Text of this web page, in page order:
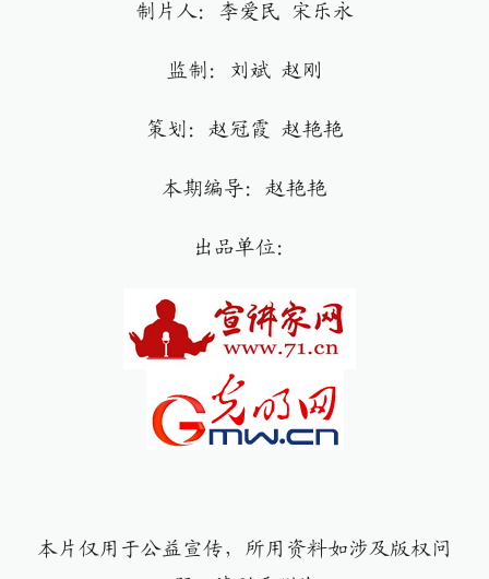
制片人：李爱民 宋乐永
监制：刘斌 赵刚
策划：赵冠霞 赵艳艳
本期编导：赵艳艳
出品单位：
本片仅用于公益宣传，所用资料如涉及版权问